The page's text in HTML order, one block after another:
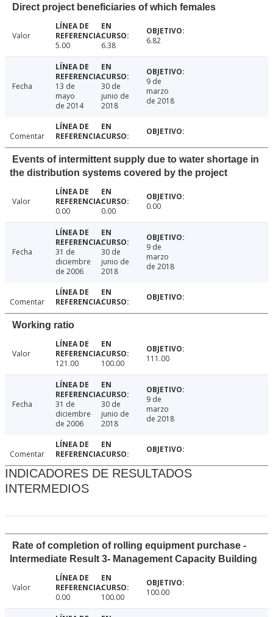
Direct project beneficiaries of which females
Valor
5.00
6.38 6.82
Fecha
13 de
mayo
de 2014
30 de
junio de
2018
9 de
marzo
de 2018
Comentar
Events of intermittent supply due to water shortage in
the distribution systems covered by the project
Valor
0.00
0.00 0.00
Fecha
31 de
diciembre
de 2006
30 de
junio de
2018
9 de
marzo
de 2018
Comentar
Working ratio
Valor
121.00
100.00 111.00
Fecha
31 de
diciembre
de 2006
30 de
junio de
2018
9 de
marzo
de 2018
Comentar
INDICADORES DE RESULTADOS
INTERMEDIOS
Rate of completion of rolling equipment purchase -
Intermediate Result 3- Management Capacity Building
Valor
0.00
100.00 100.00